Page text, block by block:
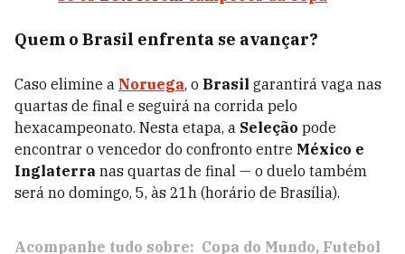
Quem o Brasil enfrenta se avançar?
Caso elimine a Noruega, o Brasil garantirá vaga nas
quartas de final e seguirá na corrida pelo
hexacampeonato. Nesta etapa, a Seleção pode
encontrar o vencedor do confronto entre México e
Inglaterra nas quartas de final — o duelo também
será no domingo, 5, às 21h (horário de Brasília).
Acompanhe tudo sobre: Copa do Mundo Futebol